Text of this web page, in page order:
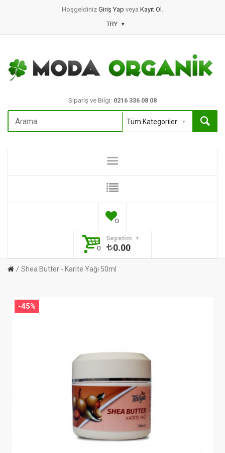
Hoşgeldiniz Giriş Yap veya Kayıt Ol .
TRY
Sipariş ve Bilgi: 0216 336 08 08
0
Sepetim
0
0.00
Shea Butter - Karite Yağı 50ml
-45%